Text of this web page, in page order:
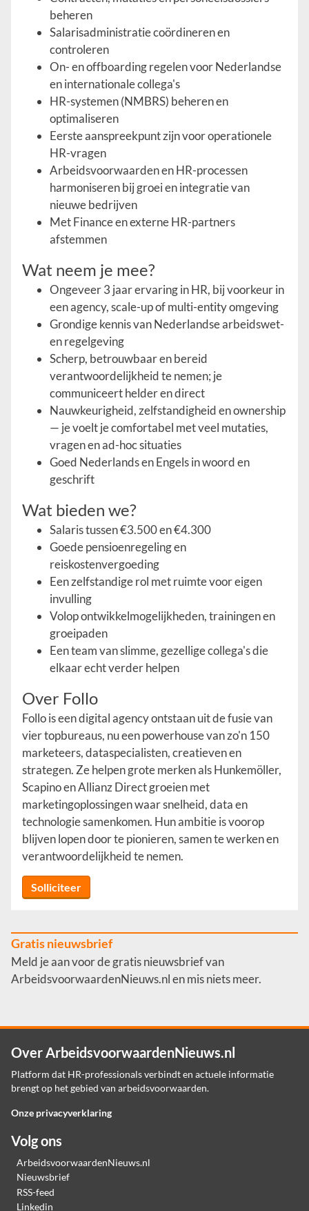
beheren
Salarisadministratie coördineren en
controleren
On- en offboarding regelen voor Nederlandse
en internationale collega's
HR-systemen (NMBRS) beheren en
optimaliseren
Eerste aanspreekpunt zijn voor operationele
HR-vragen
Arbeidsvoorwaarden en HR-processen
harmoniseren bij groei en integratie van
nieuwe bedrijven
Met Finance en externe HR-partners
afstemmen
Wat neem je mee?
Ongeveer 3 jaar ervaring in HR, bij voorkeur in
een agency, scale-up of multi-entity omgeving
Grondige kennis van Nederlandse arbeidswet-
en regelgeving
Scherp, betrouwbaar en bereid
verantwoordelijkheid te nemen; je
communiceert helder en direct
Nauwkeurigheid, zelfstandigheid en ownership
— je voelt je comfortabel met veel mutaties,
vragen en ad-hoc situaties
Goed Nederlands en Engels in woord en
geschrift
Wat bieden we?
Salaris tussen €3.500 en €4.300
Goede pensioenregeling en
reiskostenvergoeding
Een zelfstandige rol met ruimte voor eigen
invulling
Volop ontwikkelmogelijkheden, trainingen en
groeipaden
Een team van slimme, gezellige collega's die
elkaar echt verder helpen
Over Follo
Follo is een digital agency ontstaan uit de fusie van
vier topbureaus, nu een powerhouse van zo'n 150
marketeers, dataspecialisten, creatieven en
strategen. Ze helpen grote merken als Hunkemöller,
Scapino en Allianz Direct groeien met
marketingoplossingen waar snelheid, data en
technologie samenkomen. Hun ambitie is voorop
blijven lopen door te pionieren, samen te werken en
verantwoordelijkheid te nemen.
Solliciteer
Gratis nieuwsbrief
Meld je aan voor de gratis nieuwsbrief van
ArbeidsvoorwaardenNieuws.nl en mis niets meer.
Over ArbeidsvoorwaardenNieuws.nl
Platform dat HR-professionals verbindt en actuele informatie
brengt op het gebied van arbeidsvoorwaarden.
Onze privacyverklaring
Volg ons
ArbeidsvoorwaardenNieuws.nl
Nieuwsbrief
RSS-feed
Linkedin